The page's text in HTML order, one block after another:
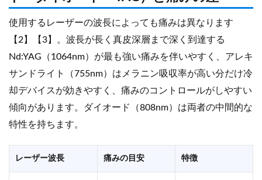
使用するレーザーの波長によっても痛みは異なります
【2】【3】。波長が長く真皮深層まで深く到達する
Nd:YAG（1064nm）が最も強い痛みを伴いやすく、アレキ
サンドライト（755nm）はメラニン吸収率が高い分だけ冷
却デバイスが効きやすく、痛みのコントロールがしやすい
傾向があります。ダイオード（808nm）は両者の中間的な
特性を持ちます。
レーザー波長 痛みの目安 特徴